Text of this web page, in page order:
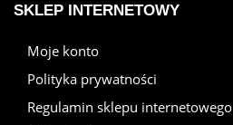
SKLEP INTERNETOWY
Moje konto
Polityka prywatności
Regulamin sklepu internetowego